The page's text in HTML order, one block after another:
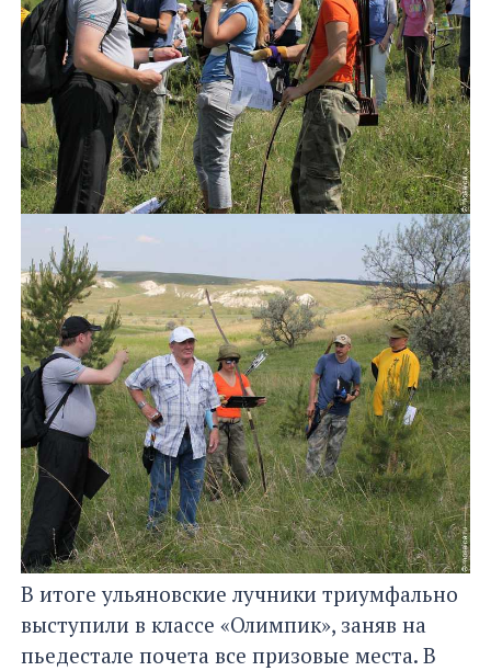
В итоге ульяновские лучники триумфально
выступили в классе «Олимпик», заняв на
пьедестале почета все призовые места. В